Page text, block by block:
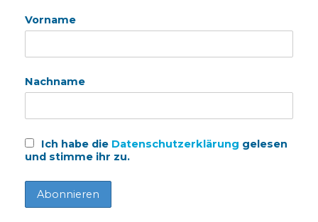
Vorname
Nachname
Ich habe die Datenschutzerklärung gelesen
und stimme ihr zu.